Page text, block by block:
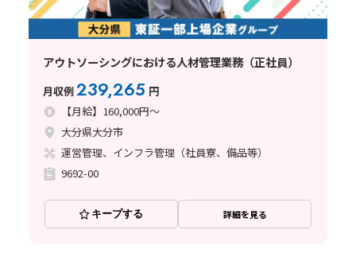
アウトソーシングにおける人材管理業務（正社員）
月収例239,265 円
【月給】160,000円～
大分県大分市
運営管理、インフラ管理（社員寮、備品等）
9692-00
キープする 詳細を見る